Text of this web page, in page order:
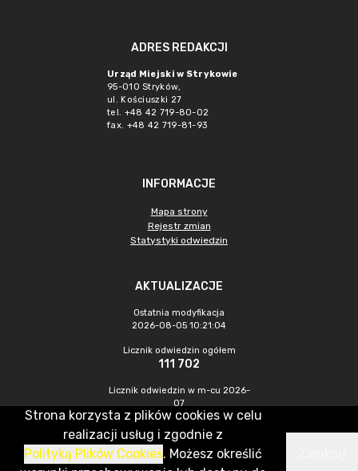
ADRES REDAKCJI
Urząd Miejski w Strykowie
95-010 Stryków,
ul. Kościuszki 27
tel. +48 42 719-80-02
fax. +48 42 719-81-93
INFORMACJE
Mapa strony
Rejestr zmian
Statystyki odwiedzin
AKTUALIZACJE
Ostatnia modyfikacja
2026-08-05 10:21:04
Licznik odwiedzin ogółem
111 702
Licznik odwiedzin w m-cu 2026-
07
1 811
CMS & Hosting: Nefeni Sp. z o.o.
Strona korzysta z plików cookies w celu
realizacji usług i zgodnie z
Polityką Plików Cookies. Możesz określić